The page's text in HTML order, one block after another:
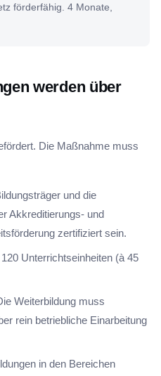
förderfähig. 4 Monate,
werden über
Die Maßnahme muss
und die
Akkreditierungs- und
zertifiziert sein.
Unterrichtseinheiten (à 45
Weiterbildung muss
rein betriebliche Einarbeitung
in den Bereichen